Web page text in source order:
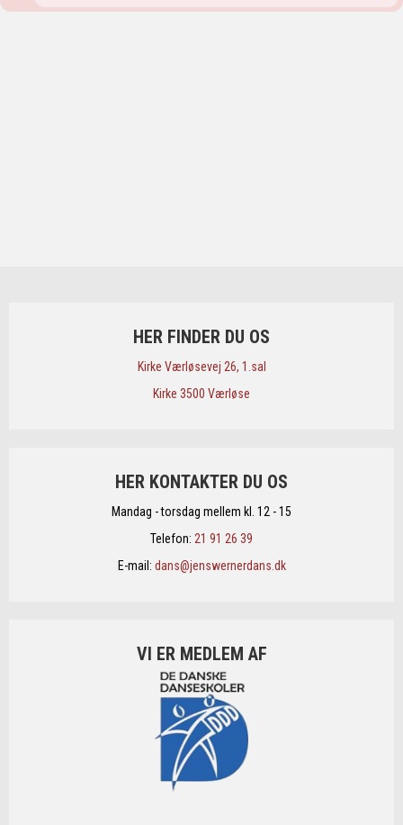
HER FINDER DU OS
​Kirke Værløsevej 26, 1.sal
​Kirke 3500 Værløse
HER KONTAKTER DU OS
Mandag - torsdag mellem kl. 12 - 15
Telefon: 21 91 26 39
E-mail: dans@jenswernerdans.dk
VI ER MEDLEM AF